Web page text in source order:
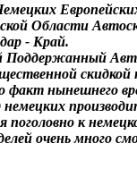
Области
- Край.
Поддержанный
факт нынешнего
немецких
к
очень много